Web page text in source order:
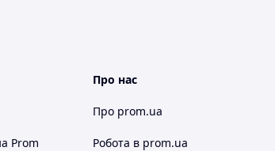
Prom
Про нас
Про prom.ua
Робота в prom.ua